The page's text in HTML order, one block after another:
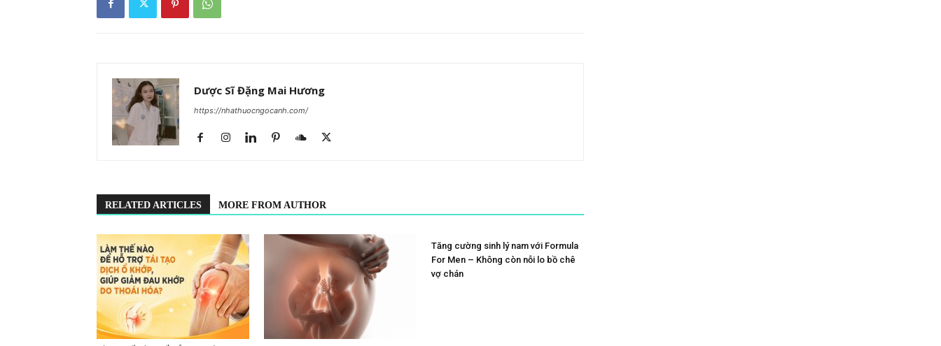
Dược Sĩ Đặng Mai Hương
https://nhathuocngocanh.com/
RELATED ARTICLES MORE FROM AUTHOR
Tăng cường sinh lý nam với Formula
For Men – Không còn nỗi lo bồ chê
vợ chán